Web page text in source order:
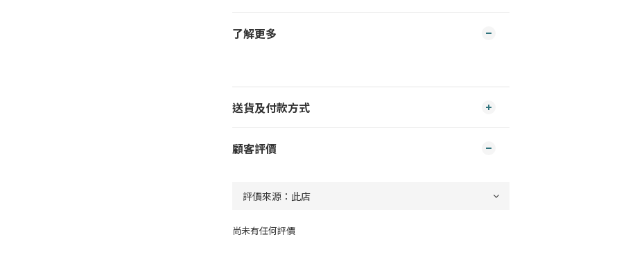
了解更多
送貨及付款方式
顧客評價
尚未有任何評價